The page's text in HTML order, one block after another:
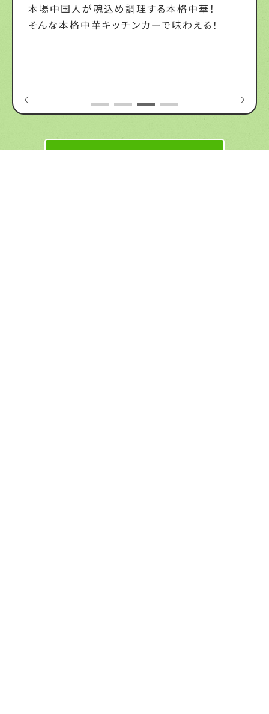
本場中国人が魂込め調理する本格中華！
そんな本格中華キッチンカーで味わえる！
【お店一覧】へ